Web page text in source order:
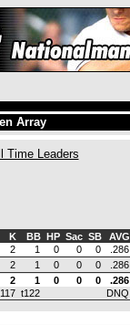
Array
Time Leaders
K BB HP Sac SB AVG
2 1 0 0 0 .286
2 1 0 0 0 .286
2 1 0 0 0 .286
t122 DNQ